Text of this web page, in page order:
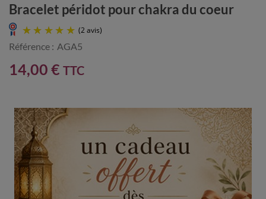
Bracelet péridot pour chakra du coeur
(2 avis)
Référence : AGA5
14,00 € TTC